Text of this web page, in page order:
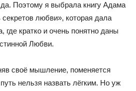
Поэтому я выбрала книгу Адама
любви», которая дала
где кратко и очень понятно даны
Любви.
своё мышление, поменяется
нельзя назвать лёгким. Но уж